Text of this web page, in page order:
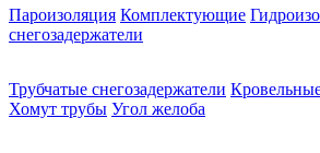
Пароизоляция Комплектующие
снегозадержатели
Трубчатые снегозадержатели
Хомут трубы Угол желоба